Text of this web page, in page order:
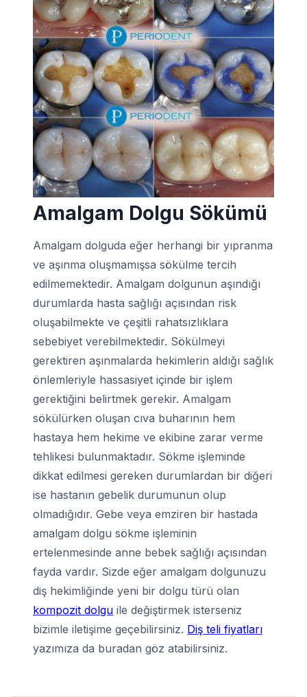
Amalgam Dolgu Sökümü
Amalgam dolguda eğer herhangi bir yıpranma
ve aşınma oluşmamışsa sökülme tercih
edilmemektedir. Amalgam dolgunun aşındığı
durumlarda hasta sağlığı açısından risk
oluşabilmekte ve çeşitli rahatsızlıklara
sebebiyet verebilmektedir. Sökülmeyi
gerektiren aşınmalarda hekimlerin aldığı sağlık
önlemleriyle hassasiyet içinde bir işlem
gerektiğini belirtmek gerekir. Amalgam
sökülürken oluşan cıva buharının hem
hastaya hem hekime ve ekibine zarar verme
tehlikesi bulunmaktadır. Sökme işleminde
dikkat edilmesi gereken durumlardan bir diğeri
ise hastanın gebelik durumunun olup
olmadığıdır. Gebe veya emziren bir hastada
amalgam dolgu sökme işleminin
ertelenmesinde anne bebek sağlığı açısından
fayda vardır. Sizde eğer amalgam dolgunuzu
diş hekimliğinde yeni bir dolgu türü olan
kompozit dolgu ile değiştirmek isterseniz
bizimle iletişime geçebilirsiniz. Diş teli fiyatları
yazımıza da buradan göz atabilirsiniz.